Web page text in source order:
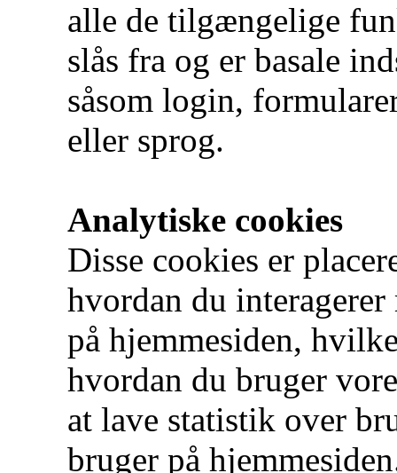
alle de tilgængelige
slås fra og er basale
såsom login,
eller sprog.
Analytiske cookies
Disse cookies er
hvordan du
på hjemmesiden,
hvordan du bruger
at lave statistik over
bruger på